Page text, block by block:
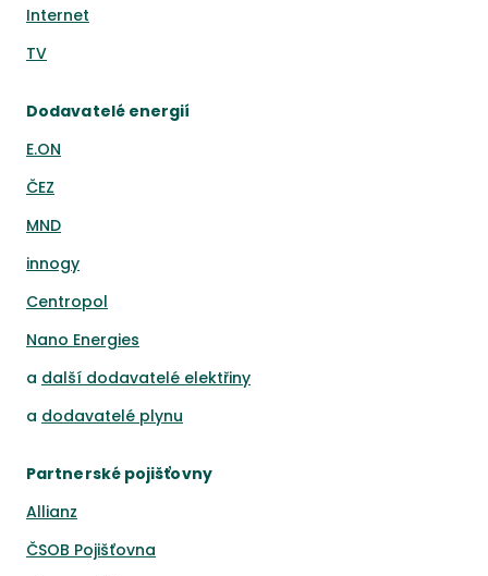
Internet
TV
Dodavatelé energií
E.ON
ČEZ
MND
innogy
Centropol
Nano Energies
a další dodavatelé elektřiny
a dodavatelé plynu
Partnerské pojišťovny
Allianz
ČSOB Pojišťovna